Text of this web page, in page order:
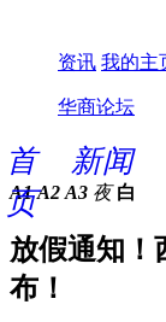
资讯 我的主
华商论坛
首
页
新闻
A1 A2 A3 夜 白
放假通知！
布！